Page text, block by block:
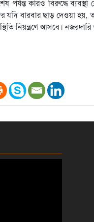
পর্যন্ত কারও বিরুদ্ধে
যদি বারবার ছাড় দেওয়া
নিয়ন্ত্রণে আসবে।